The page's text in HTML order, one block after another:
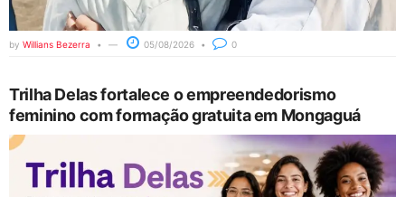
by Willians Bezerra 05/08/2026 0
Trilha Delas fortalece o empreendedorismo
feminino com formação gratuita em Mongaguá